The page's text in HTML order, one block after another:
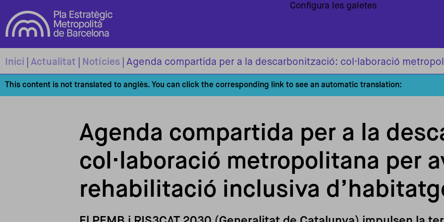
Inici Actualitat Notícies
This content is not translated to anglès. You can click the corresponding link to see an automatic translation:
Agenda compartida per a la
col·laboració metropolitana per
rehabilitació inclusiva
Configura les galetes